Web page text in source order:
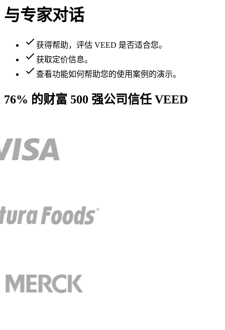
与专家对话
获得帮助，评估 VEED 是否适合您。
获取定价信息。
查看功能如何帮助您的使用案例的演示。
76% 的财富 500 强公司信任 VEED